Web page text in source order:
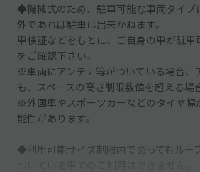
◆機械式のため、駐車可能な車両タイプ
外であれば駐車は出来かねます。
車検証などをもとに、ご自身の車が駐
をご確認下さい。
※車両にアンテナ等がついている場合、
も、スペースの高さ制限数値を超える場
※外国車やスポーツカーなどのタイヤ幅
能性があります。
◆利用可能サイズ制限内であってもルー